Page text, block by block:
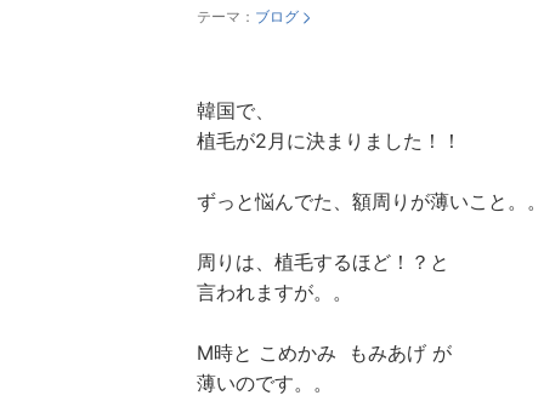
テーマ： ブログ
韓国で、
植毛が2月に決まりました！！
ずっと悩んでた、額周りが薄いこと。。
周りは、植毛するほど！？と
言われますが。。
M時と こめかみ もみあげ が
薄いのです。。